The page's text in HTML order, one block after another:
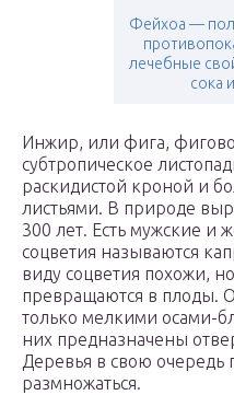
Фейхоа —
лечебные
сока
Инжир, или фига,
субтропическое
раскидистой кроной и
листьями. В природе
300 лет. Есть мужские и
соцветия называются
виду соцветия похожи,
превращаются в плоды.
только мелкими осами-
них предназначены
Деревья в свою очередь
размножаться.